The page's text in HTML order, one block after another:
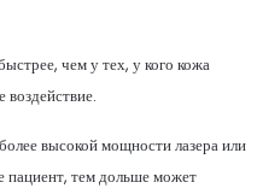
чем у тех, у кого кожа
воздействие.
высокой мощности лазера или
пациент, тем дольше может